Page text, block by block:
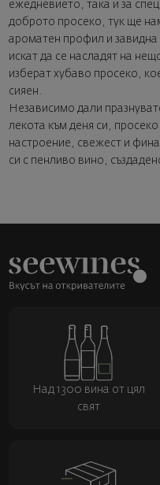
ежедневието, така и за
доброто просеко, тук ще
ароматен профил и завидна
искат да се насладят на
изберат хубаво просеко,
сияен.
Независимо дали
лекота към деня си,
настроение, свежест и
си с пенливо вино,
Над 1300 вина от цял
свят